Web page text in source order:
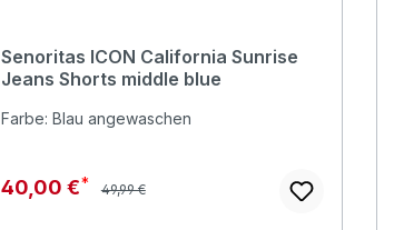
Senoritas ICON California Sunrise
Jeans Shorts middle blue
Farbe: Blau angewaschen
Verkaufspreis:
40,00 € Regulärer Preis:
49,99 €